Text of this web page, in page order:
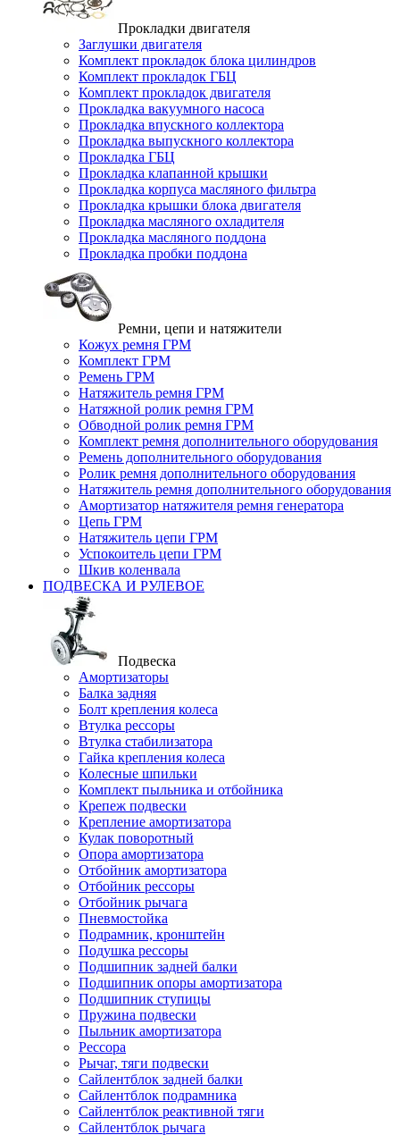
Прокладки двигателя
Заглушки двигателя
Комплект прокладок блока цилиндров
Комплект прокладок ГБЦ
Комплект прокладок двигателя
Прокладка вакуумного насоса
Прокладка впускного коллектора
Прокладка выпускного коллектора
Прокладка ГБЦ
Прокладка клапанной крышки
Прокладка корпуса масляного фильтра
Прокладка крышки блока двигателя
Прокладка масляного охладителя
Прокладка масляного поддона
Прокладка пробки поддона
Ремни, цепи и натяжители
Кожух ремня ГРМ
Комплект ГРМ
Ремень ГРМ
Натяжитель ремня ГРМ
Натяжной ролик ремня ГРМ
Обводной ролик ремня ГРМ
Комплект ремня дополнительного оборудования
Ремень дополнительного оборудования
Ролик ремня дополнительного оборудования
Натяжитель ремня дополнительного оборудования
Амортизатор натяжителя ремня генератора
Цепь ГРМ
Натяжитель цепи ГРМ
Успокоитель цепи ГРМ
Шкив коленвала
ПОДВЕСКА И РУЛЕВОЕ
Подвеска
Амортизаторы
Балка задняя
Болт крепления колеса
Втулка рессоры
Втулка стабилизатора
Гайка крепления колеса
Колесные шпильки
Комплект пыльника и отбойника
Крепеж подвески
Крепление амортизатора
Кулак поворотный
Опора амортизатора
Отбойник амортизатора
Отбойник рессоры
Отбойник рычага
Пневмостойка
Подрамник, кронштейн
Подушка рессоры
Подшипник задней балки
Подшипник опоры амортизатора
Подшипник ступицы
Пружина подвески
Пыльник амортизатора
Рессора
Рычаг, тяги подвески
Сайлентблок задней балки
Сайлентблок подрамника
Сайлентблок реактивной тяги
Сайлентблок рычага